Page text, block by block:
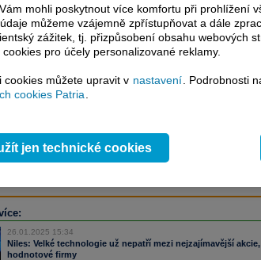
kekompletnímu zpravodajství
bez jakýchkoliv omezení. Veškeré
komentáře a horké zprávy jsou
terminálovou metodou (bez nutnosti
zpravodajství, ale i další služby získáte v Patria Plus /
servis, rozsáhlédatabázečasových řad ke
avaluace, ekonomickéfundamenty
26.01.2025 15:34
Niles: Velké technologie už nepatří mezi nejzajímavější
hodnotové firmy
mohli poskytnout více komfortu při prohlížení
můžeme vzájemně zpřístupňovat a dále
zážitek, tj. přizpůsobení obsahu webových
pro účely personalizované reklamy.
cookies můžete upravit v nastavení . Podrobnosti
cookies Patria
jen technické cookies